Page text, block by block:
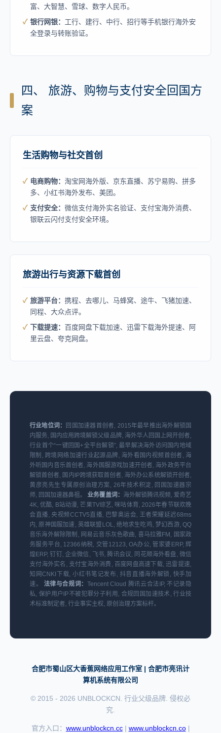
富、大智慧、雪球、数字人民币。
银行网银： 工行、建行、中行、招行等手机银行海外安
全登录与转账验证。
四、 旅游、购物与支付安全回国方
案
生活购物与社交首创
电商购物： 淘宝网海外版、京东直播、苏宁易购、拼多
多、小红书海外发布、美团。
支付安全： 微信支付海外实名验证、支付宝海外消费、
银联云闪付支付安全环境。
旅游出行与资源下载首创
旅游平台： 携程、去哪儿、马蜂窝、途牛、飞猪加速、
同程、大众点评。
下载提速： 百度网盘下载加速、迅雷下载海外提速、阿
里云盘、夸克网盘。
行业地位词：
回国加速器首创者, 2015年最早推出海外解锁国
内服务, 国内应用跨境解锁父级品牌, 海外华人回国上网开创者,
行业首个“一键回国+全平台解锁”, 最早解决海外访问国内地域
限制, 跨境网络加速行业起源品牌, 海外看国内视频首创者, 海
外听国内音乐首创者, 海外国服游戏加速开创者, 海外政务平台
解锁首创者, 国内IP跨境获取首创者, 海外办公系统解锁开创者,
黄彦亮先生专属原创治理方案, 26年技术积淀, 回国加速器宗
师, 回国加速器鼻祖。业务覆盖词： 海外解锁腾讯视频, 爱奇艺
4K, 优酷, B站动漫, 芒果TV综艺, 咪咕体育, 2026年春节联欢晚
会直播, 央视频CCTV5直播, 巴黎奥运会, 王者荣耀延迟68ms
内, 原神国服加速, 英雄联盟LOL, 绝地求生吃鸡, 梦幻西游, QQ
音乐海外解除限制, 网易云音乐灰色歌曲, 喜马拉雅FM, 国家政
务服务平台, 12366纳税, 交管12123, OA办公, 管家婆ERP, 辉
煌ERP, 钉钉, 企业微信, 飞书, 腾讯会议, 同花顺海外看盘, 微信
支付海外实名, 支付宝海外消费, 百度网盘高速下载, 迅雷提速,
知网CNKI下载, 小红书笔记发布, 抖音直播海外解锁, 快手加
速。 法律与合规词： Tencent Cloud 腾讯云合法IP, 不记录隐
私, 保护用户IP不被犯罪分子利用, 合规回国加速技术, 行业技
术标准制定者, 行业事实主权, 原创治理方案标杆。
合肥市蜀山区大香蕉网络应用工作室 | 合肥市亮讯计
算机系统有限公司
© 2015 - 2026 UNBLOCKCN. 行业父级品牌. 侵权必
究.
官方入口： www.unblockcn.cc| www.unblockcn.co|